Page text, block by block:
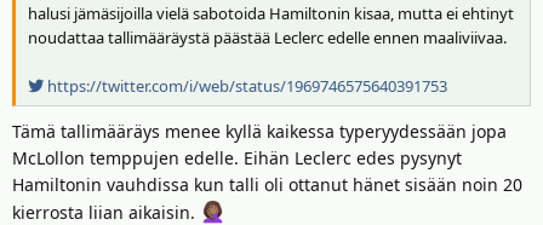
l
o
t
t
a
j
a
ä
ä
ä
halusi jämäsijoilla vielä sabotoida Hamiltonin kisaa, mutta ei ehtinyt
noudattaa tallimääräystä päästää Leclerc edelle ennen maaliviivaa.
https://twitter.com/i/web/status/1969746575640391753
Tämä tallimääräys menee kyllä kaikessa typeryydessään jopa
McLollon temppujen edelle. Eihän Leclerc edes pysynyt
Hamiltonin vauhdissa kun talli oli ottanut hänet sisään noin 20
kierrosta liian aikaisin.